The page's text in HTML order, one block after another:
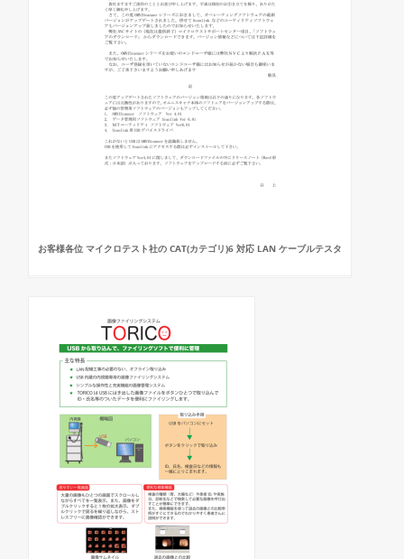
お客様各位 マイクロテスト社の CAT(カテゴリ)6 対応 LAN ケーブルテスタ